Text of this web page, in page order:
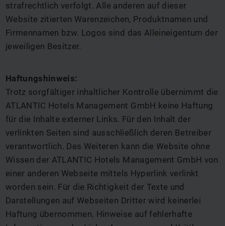
strafrechtlich verfolgt. Alle anderen auf dieser
Website zitierten Warenzeichen, Produktnamen und
Firmennamen bzw. Logos sind das Alleineigentum der
jeweiligen Besitzer.
Haftungshinweis:
Trotz sorgfältiger inhaltlicher Kontrolle übernimmt die
ATLANTIC Hotels Management GmbH keine Haftung
für die Inhalte externer Links. Für den Inhalt der
verlinkten Seiten sind ausschließlich deren Betreiber
verantwortlich. Des Weiteren kann die Website ohne
Wissen der ATLANTIC Hotels Management GmbH von
einer anderen Webseite mittels Hyperlink verlinkt
worden sein. Für die Richtigkeit der Texte und
Darstellungen auf Webseiten Dritter wird keinerlei
Haftung übernommen. Hinweise auf fehlerhafte